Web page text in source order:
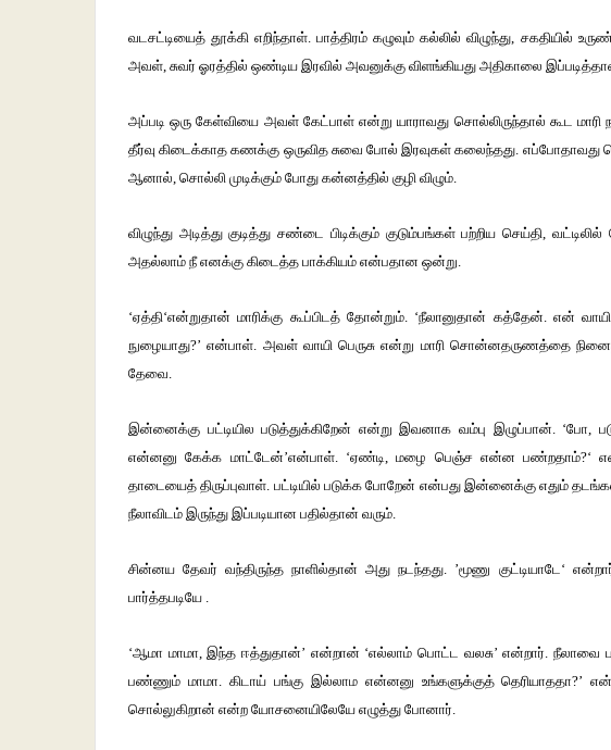
வடசட்டியைத் தூக்கி எறிந்தாள். பாத்திரம் கழுவும் கல்லில் விழுந்து, சகதியில்
அவள், சுவர் ஓரத்தில் ஒண்டிய இரவில் அவனுக்கு விளங்கியது அதிகாலை
அப்படி ஒரு கேள்வியை அவள் கேட்பாள் என்று யாராவது சொல்லிருந்தால் கூட
தீர்வு கிடைக்காத கணக்கு ஒருவித சுவை போல் இரவுகள் கலைந்தது. எப்போதாவது
ஆனால், சொல்லி முடிக்கும் போது கன்னத்தில் குழி விழும்.
விழுந்து அடித்து குடித்து சண்டை பிடிக்கும் குடும்பங்கள் பற்றிய செய்தி,
அதல்லாம் நீ எனக்கு கிடைத்த பாக்கியம் என்பதான ஒன்று.
‘ஏத்தி‘என்றுதான் மாரிக்கு கூப்பிடத் தோன்றும். ‘நீலானுதான் கத்தேன். என்
நுழையாது?’ என்பாள். அவள் வாயி பெருசு என்று மாரி சொன்னதருணத்தை
தேவை.
இன்னைக்கு பட்டியில படுத்துக்கிறேன் என்று இவனாக வம்பு இழுப்பான்.
என்னனு கேக்க மாட்டேன்’என்பாள். ‘ஏண்டி, மழை பெஞ்ச என்ன பண்றதாம்?‘
தாடையைத் திருப்புவாள். பட்டியில் படுக்க போறேன் என்பது இன்னைக்கு எதும்
நீலாவிடம் இருந்து இப்படியான பதில்தான் வரும்.
சின்னய தேவர் வந்திருந்த நாளில்தான் அது நடந்தது. ’மூணு குட்டியாடே‘
பார்த்தபடியே .
‘ஆமா மாமா, இந்த ஈத்துதான்’ என்றான் ‘எல்லாம் பொட்ட வலசு’ என்றார். நீலாவை
பண்ணும் மாமா. கிடாய் பங்கு இல்லாம என்னனு உங்களுக்குத்
சொல்லுகிறான் என்ற யோசனையிலேயே எழுத்து போனார்.